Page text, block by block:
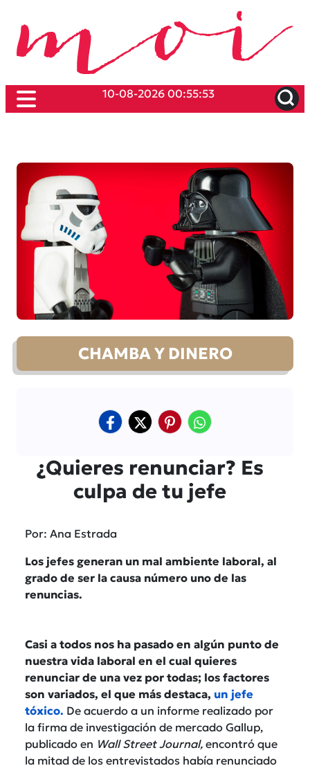
10-08-2026 00:55:53
CHAMBA Y DINERO
¿Quieres renunciar? Es
culpa de tu jefe
Por: Ana Estrada
Los jefes generan un mal ambiente laboral, al
grado de ser la causa número uno de las
renuncias.
Casi a todos nos ha pasado en algún punto de
nuestra vida laboral en el cual quieres
renunciar de una vez por todas; los factores
son variados, el que más destaca, un jefe
tóxico. De acuerdo a un informe realizado por
la firma de investigación de mercado Gallup,
publicado en Wall Street Journal, encontró que
la mitad de los entrevistados había renunciado